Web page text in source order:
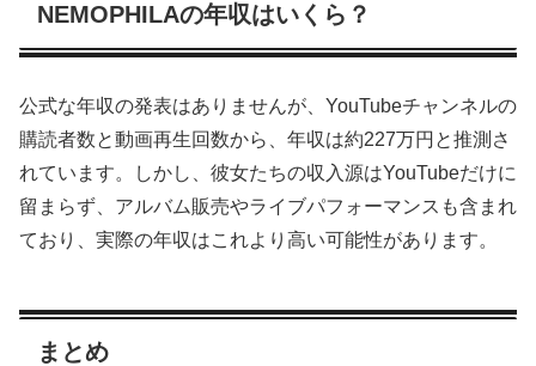
NEMOPHILAの年収はいくら？
公式な年収の発表はありませんが、YouTubeチャンネルの
購読者数と動画再生回数から、年収は約227万円と推測さ
れています。しかし、彼女たちの収入源はYouTubeだけに
留まらず、アルバム販売やライブパフォーマンスも含まれ
ており、実際の年収はこれより高い可能性があります。
まとめ